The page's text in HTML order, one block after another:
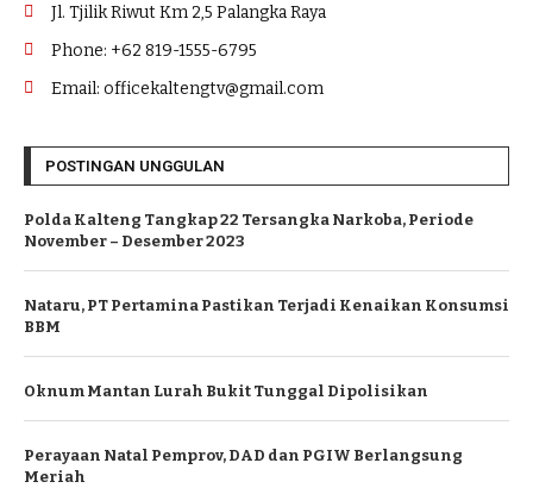
Jl. Tjilik Riwut Km 2,5 Palangka Raya
Phone: +62 819-1555-6795
Email: officekaltengtv@gmail.com
POSTINGAN UNGGULAN
Polda Kalteng Tangkap 22 Tersangka Narkoba, Periode
November – Desember 2023
Nataru, PT Pertamina Pastikan Terjadi Kenaikan Konsumsi
BBM
Oknum Mantan Lurah Bukit Tunggal Dipolisikan
Perayaan Natal Pemprov, DAD dan PGIW Berlangsung
Meriah